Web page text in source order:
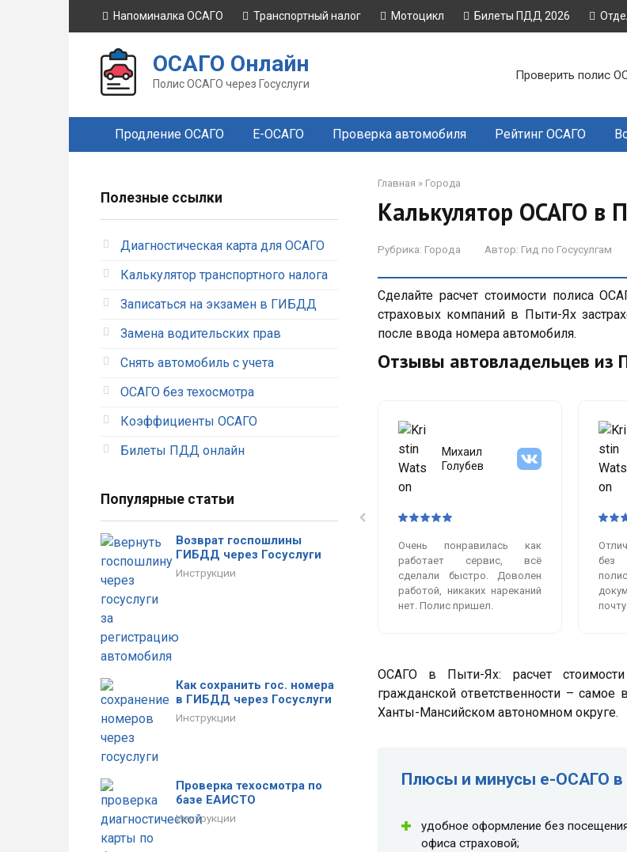
Напоминалка ОСАГО Транспортный налог Мотоцикл Билеты ПДД 2026
ОСАГО Онлайн
Полис ОСАГО через Госуслуги
Проверить полис
Продление ОСАГО Е-ОСАГО Проверка автомобиля Рейтинг ОСАГО
Главная » Города
Калькулятор ОСАГО в
Рубрика: Города Автор: Гид по Госусулгам
Сделайте расчет стоимости полиса
страховых компаний в Пыти-Ях
после ввода номера автомобиля.
Отзывы автовладельцев из
сервис. Вообще
проблем оформила
Оплатила и все
тут же пришли на
Александр
При оформлении были
допущены ошибки. Звонили
в страховую, внесли мои
Михаил
Голубев
Очень понравилась как
работает сервис, всё
сделали быстро. Доволен
работой, никаких нареканий
нет. Полис пришел.
без
ОСАГО в Пыти-Ях: расчет стоимости
гражданской ответственности – самое
Ханты-Мансийском автономном округе.
Плюсы и минусы e-ОСАГО
удобное оформление без
офиса страховой;
Полезные ссылки
Диагностическая карта для ОСАГО
Калькулятор транспортного налога
Записаться на экзамен в ГИБДД
Замена водительских прав
Снять автомобиль с учета
ОСАГО без техосмотра
Коэффициенты ОСАГО
Билеты ПДД онлайн
Популярные статьи
Возврат госпошлины
ГИБДД через Госуслуги
Инструкции
Как сохранить гос. номера
в ГИБДД через Госуслуги
Инструкции
Проверка техосмотра по
базе ЕАИСТО
Инструкции